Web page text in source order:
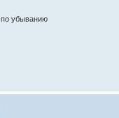
по убыванию